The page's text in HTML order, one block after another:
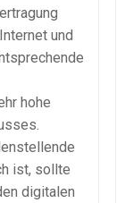
und
hohe
ist, sollte
digitalen